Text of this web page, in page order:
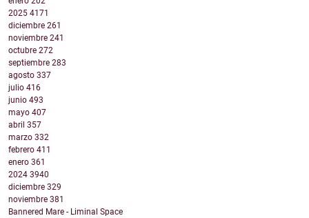
2025 4171
diciembre 261
noviembre 241
octubre 272
septiembre 283
agosto 337
julio 416
junio 493
mayo 407
abril 357
marzo 332
febrero 411
enero 361
2024 3940
diciembre 329
noviembre 381
Bannered Mare - Liminal Space